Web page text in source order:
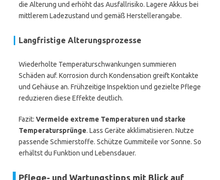
die Alterung und erhöht das Ausfallrisiko. Lagere Akkus bei
mittlerem Ladezustand und gemäß Herstellerangabe.
Langfristige Alterungsprozesse
Wiederholte Temperaturschwankungen summieren
Schäden auf. Korrosion durch Kondensation greift Kontakte
und Gehäuse an. Frühzeitige Inspektion und gezielte Pflege
reduzieren diese Effekte deutlich.
Fazit: Vermeide extreme Temperaturen und starke
Temperatursprünge. Lass Geräte akklimatisieren. Nutze
passende Schmierstoffe. Schütze Gummiteile vor Sonne. So
erhältst du Funktion und Lebensdauer.
Pflege- und Wartungstipps mit Blick auf